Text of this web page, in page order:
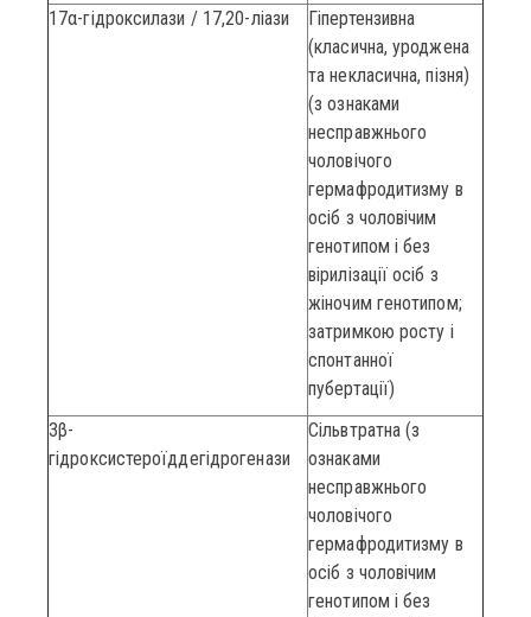
17α-гідроксилази / 17,20-ліази
Гіпертензивна
(класична, уроджена
та некласична, пізня)
(з ознаками
несправжнього
чоловічого
гермафродитизму в
осіб з чоловічим
генотипом і без
вірилізації осіб з
жіночим генотипом;
затримкою росту і
спонтанної
пубертації)
3β-
гідроксистероїддегідрогенази
Сільвтратна (з
ознаками
несправжнього
чоловічого
гермафродитизму в
осіб з чоловічим
генотипом і без